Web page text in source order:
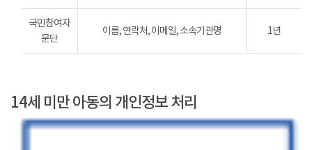
국민참여자
문단
이름, 연락처, 이메일, 소속기관명 1년
14세 미만 아동의 개인정보 처리